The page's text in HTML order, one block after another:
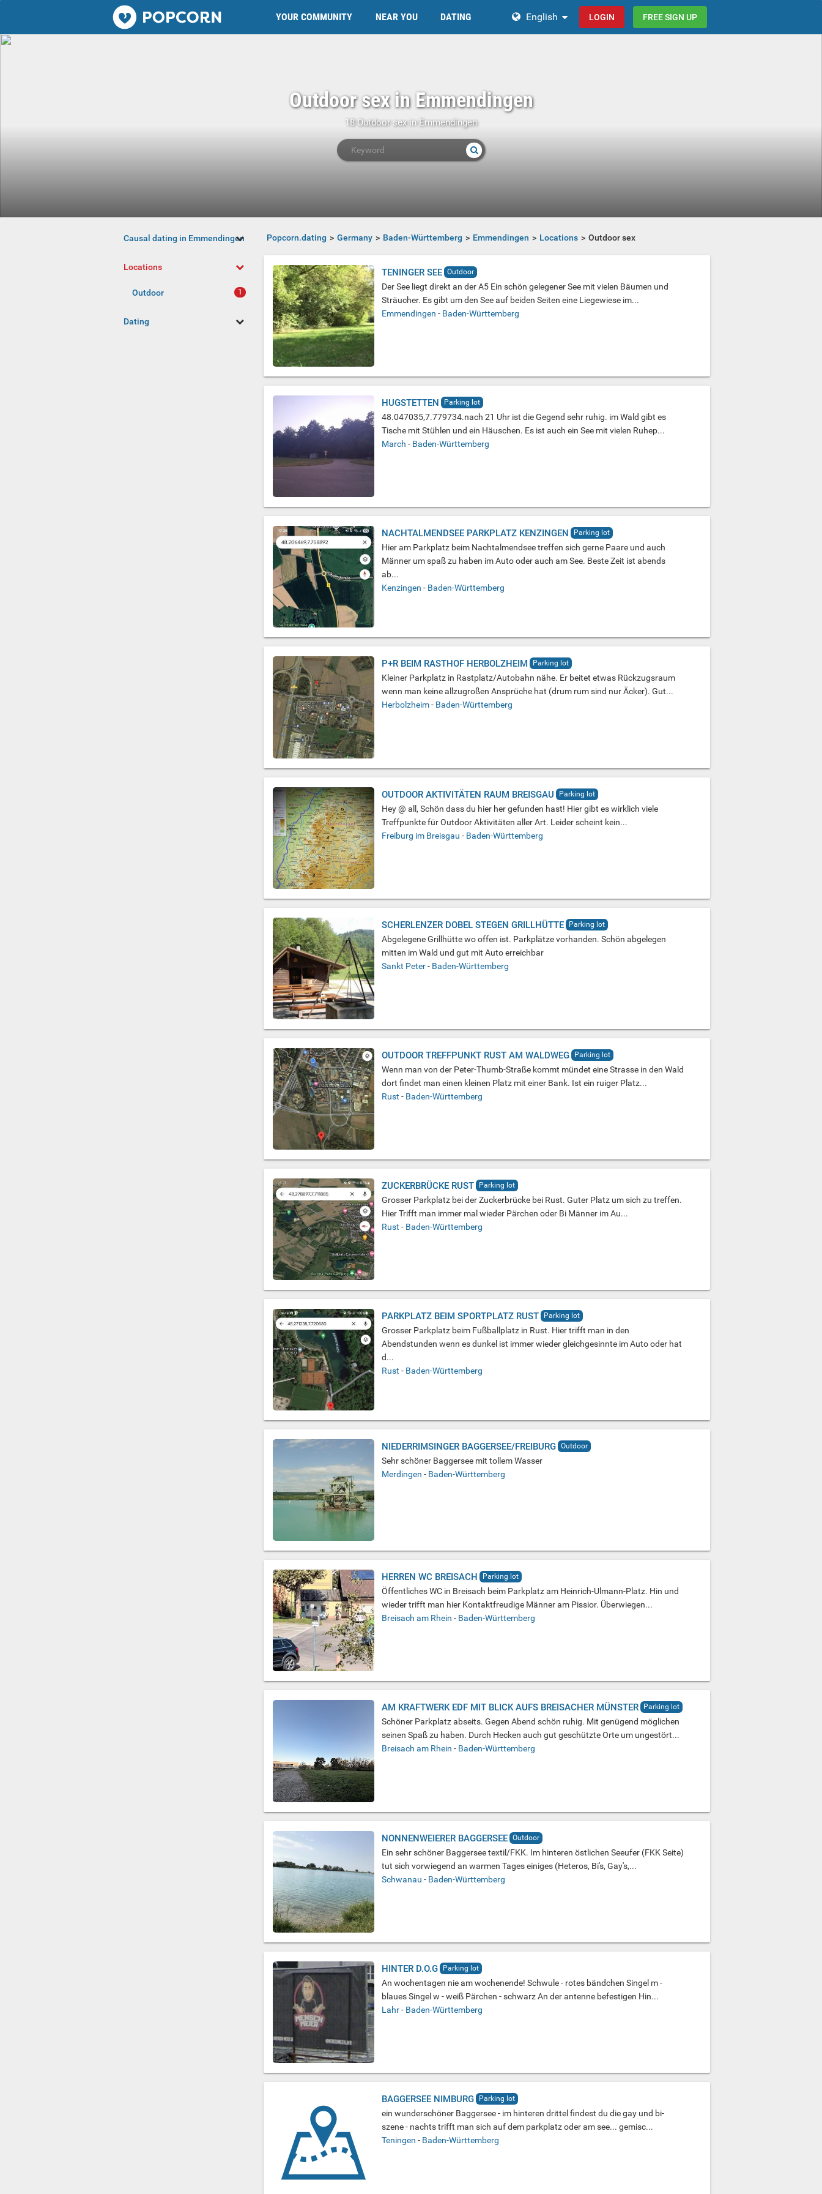
Popcorn.dating YOUR COMMUNITY NEAR YOU DATING English LOGIN FREE SIGN UP
Outdoor sex in Emmendingen
18 Outdoor sex in Emmendingen
Causal dating in Emmendingen
Locations
Outdoor
Dating
Popcorn.dating Germany Baden-Württemberg Emmendingen Locations Outdoor sex
TENINGER SEE Outdoor
Der See liegt direkt an der A5 Ein schön gelegener See mit vielen Bäumen und
Sträucher. Es gibt um den See auf beiden Seiten eine Liegewiese im...
Emmendingen - Baden-Württemberg
HUGSTETTEN Parking lot
48.047035,7.779734.nach 21 Uhr ist die Gegend sehr ruhig. im Wald gibt es
Tische mit Stühlen und ein Häuschen. Es ist auch ein See mit vielen Ruhep...
March - Baden-Württemberg
NACHTALMENDSEE PARKPLATZ KENZINGEN Parking lot
Hier am Parkplatz beim Nachtalmendsee treffen sich gerne Paare und auch
Männer um spaß zu haben im Auto oder auch am See. Beste Zeit ist abends
ab...
Kenzingen - Baden-Württemberg
P+R BEIM RASTHOF HERBOLZHEIM Parking lot
Kleiner Parkplatz in Rastplatz/Autobahn nähe. Er beitet etwas Rückzugsraum
wenn man keine allzugroßen Ansprüche hat (drum rum sind nur Äcker). Gut...
Herbolzheim- Baden-Württemberg
OUTDOOR AKTIVITÄTEN RAUM BREISGAU Parking lot
Hey @ all, Schön dass du hier her gefunden hast! Hier gibt es wirklich viele
Treffpunkte für Outdoor Aktivitäten aller Art. Leider scheint kein...
Freiburg im Breisgau - Baden-Württemberg
SCHERLENZER DOBEL STEGEN GRILLHÜTTE Parking lot
Abgelegene Grillhütte wo offen ist. Parkplätze vorhanden. Schön abgelegen
mitten im Wald und gut mit Auto erreichbar
Sankt Peter- Baden-Württemberg
OUTDOOR TREFFPUNKT RUST AM WALDWEG Parking lot
Wenn man von der Peter-Thumb-Straße kommt mündet eine Strasse in den Wald
dort findet man einen kleinen Platz mit einer Bank. Ist ein ruiger Platz...
Rust - Baden-Württemberg
ZUCKERBRÜCKE RUST Parking lot
Grosser Parkplatz bei der Zuckerbrücke bei Rust. Guter Platz um sich zu treffen.
Hier Trifft man immer mal wieder Pärchen oder Bi Männer im Au...
Rust - Baden-Württemberg
PARKPLATZ BEIM SPORTPLATZ RUST Parking lot
Grosser Parkplatz beim Fußballplatz in Rust. Hier trifft man in den
Abendstunden wenn es dunkel ist immer wieder gleichgesinnte im Auto oder hat
d...
Rust - Baden-Württemberg
NIEDERRIMSINGER BAGGERSEE/FREIBURG Outdoor
Sehr schöner Baggersee mit tollem Wasser
Merdingen - Baden-Württemberg
HERREN WC BREISACH Parking lot
Öffentliches WC in Breisach beim Parkplatz am Heinrich-Ulmann-Platz. Hin und
wieder trifft man hier Kontaktfreudige Männer am Pissior. Überwiegen...
Breisach am Rhein - Baden-Württemberg
AM KRAFTWERK EDF MIT BLICK AUFS BREISACHER MÜNSTER Parking lot
Schöner Parkplatz abseits. Gegen Abend schön ruhig. Mit genügend möglichen
seinen Spaß zu haben. Durch Hecken auch gut geschützte Orte um ungestört...
Breisach am Rhein - Baden-Württemberg
NONNENWEIERER BAGGERSEE Outdoor
Ein sehr schöner Baggersee textil/FKK. Im hinteren östlichen Seeufer (FKK Seite)
tut sich vorwiegend an warmen Tages einiges (Heteros, Bi's, Gay's,...
Schwanau - Baden-Württemberg
HINTER D.O.G Parking lot
An wochentagen nie am wochenende! Schwule - rotes bändchen Singel m -
blaues Singel w - weiß Pärchen - schwarz An der antenne befestigen Hin...
Lahr- Baden-Württemberg
BAGGERSEE NIMBURG Parking lot
ein wunderschöner Baggersee - im hinteren drittel findest du die gay und bi-
szene - nachts trifft man sich auf dem parkplatz oder am see... gemisc...
Teningen - Baden-Württemberg